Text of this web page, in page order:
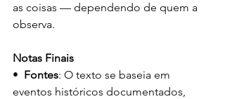
as coisas — dependendo de quem a
observa.
Notas Finais
• Fontes: O texto se baseia em
eventos históricos documentados,